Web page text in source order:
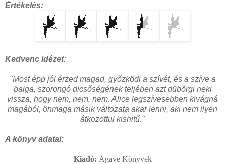
Értékelés:
Kedvenc idézet:
"Most épp jól érzed magad, győzködi a szívét, és a szíve a
balga, szorongó dicsőségének teljében azt dübörgi neki
vissza, hogy nem, nem, nem. Alice legszívesebben kivágná
magából, önmaga másik változata akar lenni, aki nem ilyen
átkozottul kishitű."
A könyv adatai:
Kiadó: Agave Könyvek